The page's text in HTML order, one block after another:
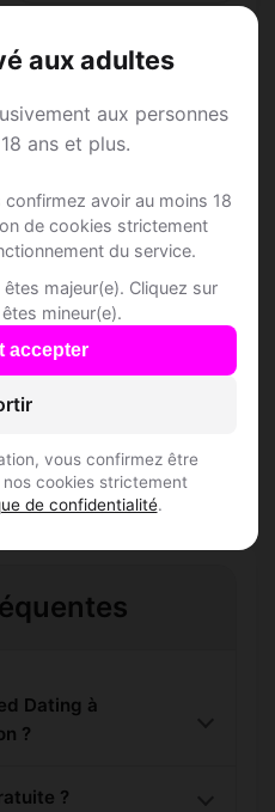
aux adultes
aux personnes
ans et plus.
avoir au moins 18
de cookies strictement
du service.
majeur(e). Cliquez sur
mineur(e).
accepter
vous confirmez être
cookies strictement
de confidentialité.
à
sur-
de Chavannes-sur-
alentours !
Dating à
?
?